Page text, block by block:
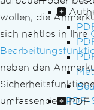
wollen, die
sich nahtlos in Ihre
neben den
umfassendenPDF-